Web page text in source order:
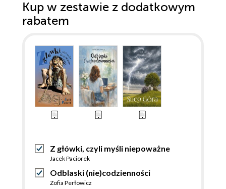
Kup w zestawie z dodatkowym
rabatem
Z główki, czyli myśli niepoważne
Jacek Paciorek
Odblaski (nie)codzienności
Zofia Perłowicz